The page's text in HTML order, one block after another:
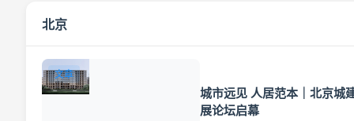
北京
文章
城市远见 人居范本｜北京城
展论坛启幕